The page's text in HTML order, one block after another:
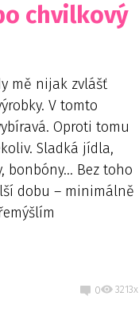
chvilkový
mě nijak zvlášť
V tomto
Oproti tomu
Sladká jídla,
bonbóny… Bez toho
dobu – minimálně
0 3213x